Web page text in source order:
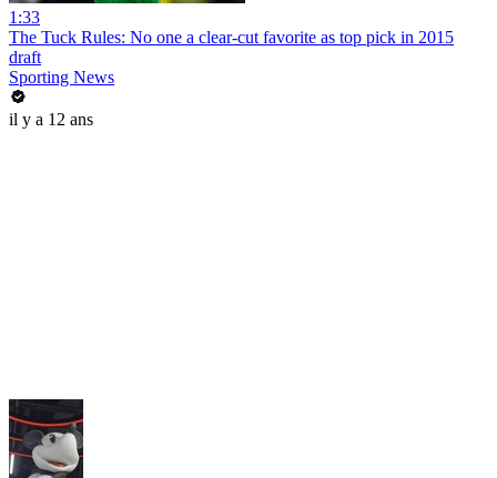
1:33
The Tuck Rules: No one a clear-cut favorite as top pick in 2015
draft
Sporting News
il y a 12 ans